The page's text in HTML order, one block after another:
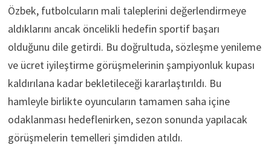
Özbek, futbolcuların mali taleplerini değerlendirmeye
aldıklarını ancak öncelikli hedefin sportif başarı
olduğunu dile getirdi. Bu doğrultuda, sözleşme yenileme
ve ücret iyileştirme görüşmelerinin şampiyonluk kupası
kaldırılana kadar bekletileceği kararlaştırıldı. Bu
hamleyle birlikte oyuncuların tamamen saha içine
odaklanması hedeflenirken, sezon sonunda yapılacak
görüşmelerin temelleri şimdiden atıldı.